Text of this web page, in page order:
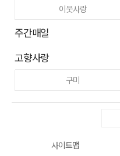
이웃사랑
주간매일
고향사랑
구미
사이트맵